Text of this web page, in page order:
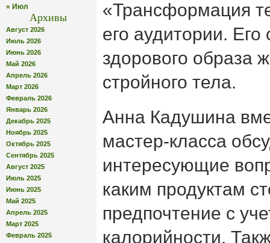
« Июл
Архивы
Август 2026
Июль 2026
Июнь 2026
Май 2026
Апрель 2026
Март 2026
Февраль 2026
Январь 2026
Декабрь 2025
Ноябрь 2025
Октябрь 2025
Сентябрь 2025
Август 2025
Июль 2025
Июнь 2025
Май 2025
Апрель 2025
Март 2025
Февраль 2025
«Трансформация
его аудитории.
здорового образа
стройного тела.
Анна Кадушина
мастер-класса
интересующие
каким продуктам
предпочтение с
калорийности.